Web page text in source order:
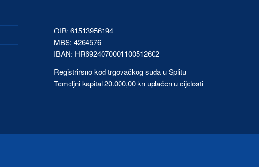
OIB: 61513956194
MBS: 4264576
IBAN: HR6924070001100512602
Registrirsno kod trgovačkog suda u Splitu
Temeljni kapital 20.000,00 kn uplaćen u cijelosti